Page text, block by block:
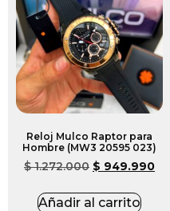
Reloj Mulco Raptor para
Hombre (MW3 20595 023)
$1.272.000 $ 949.990
Añadir al carrito